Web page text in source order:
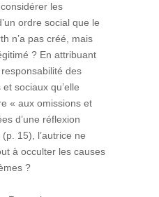
les
ordre social que le
n’a pas créé, mais
? En attribuant
des
sociaux qu’elle
« aux omissions et
d’une réflexion
15), l’autrice ne
à occulter les causes
?